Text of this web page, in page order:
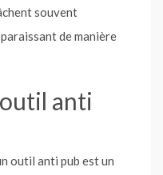
souvent
de manière
outil anti
outil anti pub est un